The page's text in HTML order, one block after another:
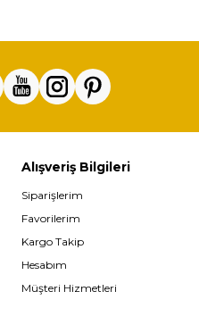
Alışveriş Bilgileri
Siparişlerim
Favorilerim
Kargo Takip
Hesabım
Müşteri Hizmetleri